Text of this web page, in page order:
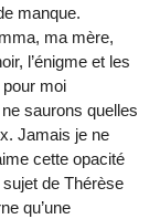
manque.
ma mère,
l’énigme et les
moi
saurons quelles
Jamais je ne
cette opacité
de Thérèse
qu’une